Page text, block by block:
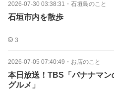
2026-07-30 03:38:31 ・ 石垣島のこと
石垣市内を散歩
3
2026-07-05 07:40:49 ・ お店のこと
本日放送！TBS「バナナマン
グルメ」